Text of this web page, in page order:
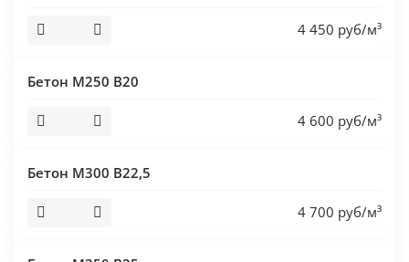
4 450 руб/м³
Бетон М250 В20
4 600 руб/м³
Бетон М300 В22,5
4 700 руб/м³